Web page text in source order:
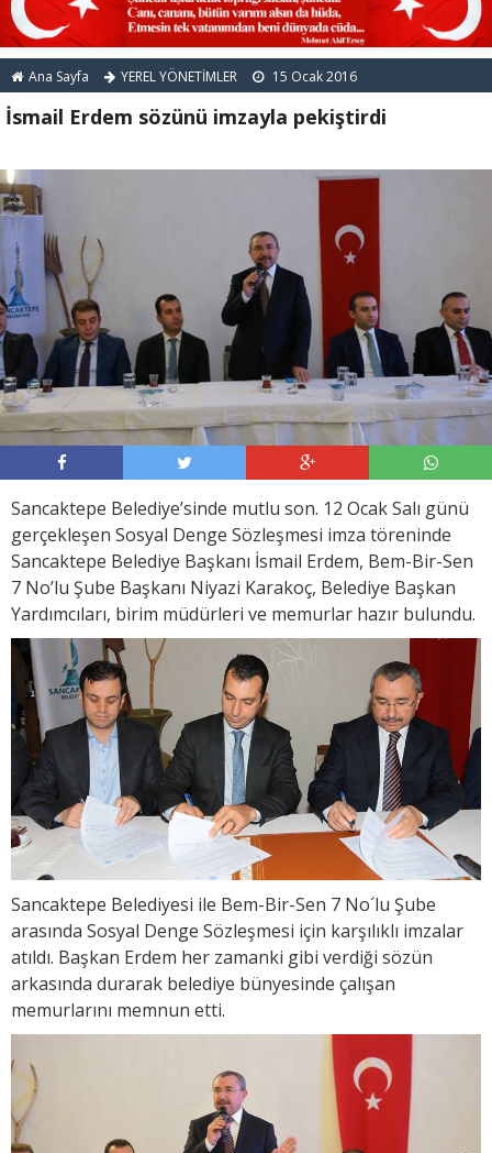
Ana Sayfa YEREL YÖNETİMLER 15 Ocak 2016
İsmail Erdem sözünü imzayla pekiştirdi
Sancaktepe Belediye’sinde mutlu son. 12 Ocak Salı günü
gerçekleşen Sosyal Denge Sözleşmesi imza töreninde
Sancaktepe Belediye Başkanı İsmail Erdem, Bem-Bir-Sen
7 No’lu Şube Başkanı Niyazi Karakoç, Belediye Başkan
Yardımcıları, birim müdürleri ve memurlar hazır bulundu.
Sancaktepe Belediyesi ile Bem-Bir-Sen 7 No´lu Şube
arasında Sosyal Denge Sözleşmesi için karşılıklı imzalar
atıldı. Başkan Erdem her zamanki gibi verdiği sözün
arkasında durarak belediye bünyesinde çalışan
memurlarını memnun etti.